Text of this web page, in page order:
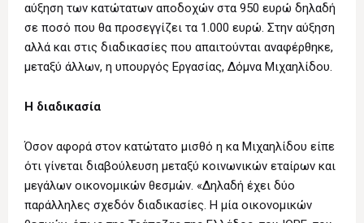
αύξηση των κατώτατων αποδοχών στα 950 ευρώ δηλαδή
σε ποσό που θα προσεγγίζει τα 1.000 ευρώ. Στην αύξηση
αλλά και στις διαδικασίες που απαιτούνται αναφέρθηκε,
μεταξύ άλλων, η υπουργός Εργασίας, Δόμνα Μιχαηλίδου.
Η διαδικασία
Όσον αφορά στον κατώτατο μισθό η κα Μιχαηλίδου είπε
ότι γίνεται διαβούλευση μεταξύ κοινωνικών εταίρων και
μεγάλων οικονομικών θεσμών. «Δηλαδή έχει δύο
παράλληλες σχεδόν διαδικασίες. Η μία οικονομικών